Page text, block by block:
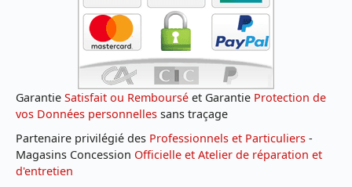
Garantie Satisfait ou Remboursé et Garantie Protection de
vos Données personnelles sans traçage
Partenaire privilégié des Professionnels et Particuliers -
Magasins Concession Officielle et Atelier de réparation et
d'entretien